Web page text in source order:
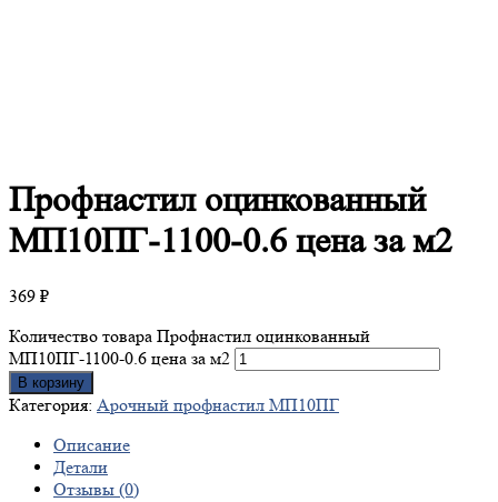
Профнастилоцинкованный
МП10ПГ-1100-0.6 цена за м2
369 ₽
Количество товара Профнастил оцинкованный
МП10ПГ-1100-0.6 цена за м2
В корзину
Категория: Арочный профнастил МП10ПГ
Описание
Детали
Отзывы (0)